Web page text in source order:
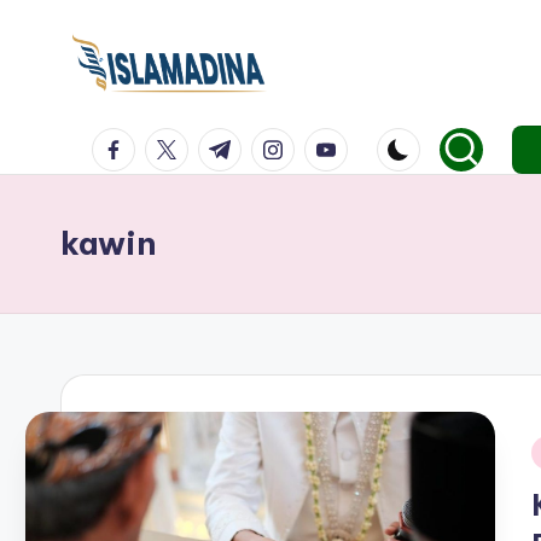
facebook.com
twitter.com
t.me instagram.com
youtube.com
kawin